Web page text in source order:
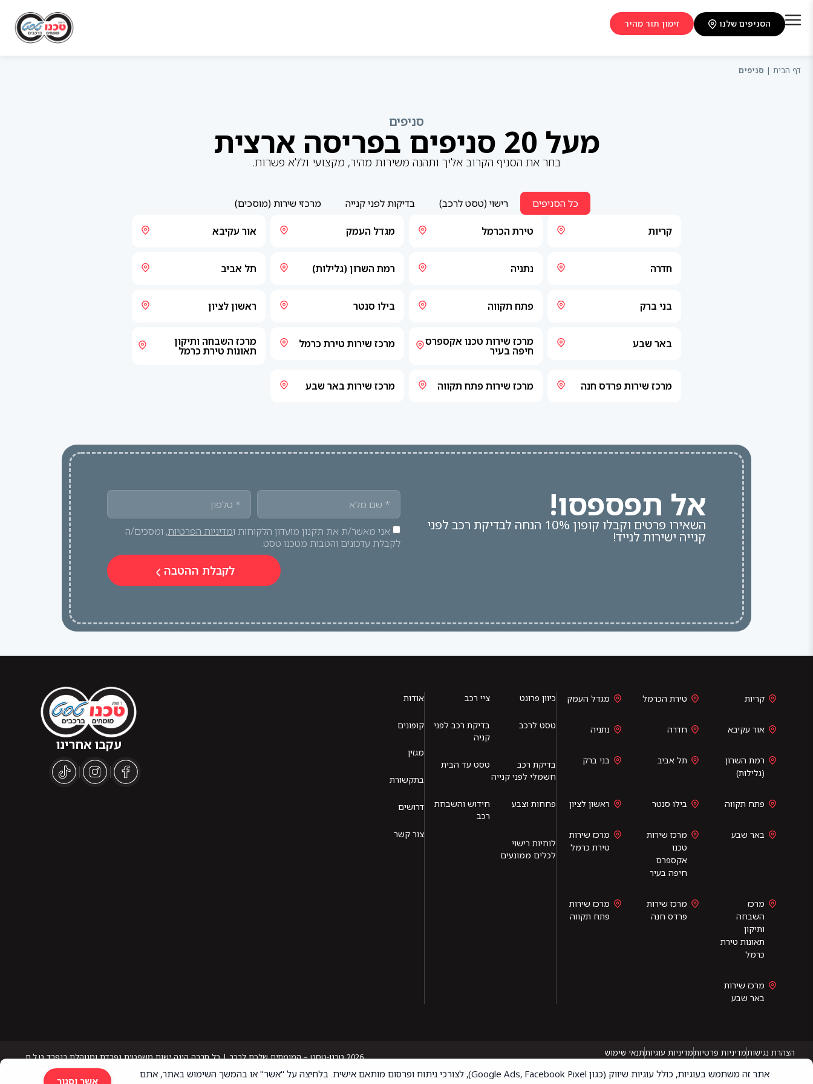
הסניפים שלנו זימון תור מהיר
דף הבית | סניפים
סניפים
מעל 20 סניפים בפריסה ארצית
בחר את הסניף הקרוב אליך ותהנה משירות מהיר, מקצועי וללא פשרות.
רישוי (טסט לרכב) בדיקות לפני קנייה מרכזי שירות (מוסכים) כל הסניפים
קריות טירת הכרמל מגדל העמק אור עקיבא
חדרה נתניה רמת השרון (גלילות) תל אביב
בני ברק פתח תקווה בילו סנטר ראשון לציון
באר שבע מרכז שירות טכנו אקספרס
חיפה בעיר
מרכז שירות טירת כרמל מרכז השבחה ותיקון
תאונות טירת כרמל
מרכז שירות פרדס חנה מרכז שירות פתח תקווה מרכז שירות באר שבע
אל תפספסו!
השאירו פרטים וקבלו קופון 10% הנחה לבדיקת רכב לפני
קנייה ישירות לנייד! אני מאשר/ת את תקנון מועדון הלקוחות ומדיניות הפרטיות, ומסכים/ה
לקבלת עדכונים והטבות מטכנו טסט.
לקבלת ההטבה
קריות טירת הכרמל מגדל העמק
אור עקיבא חדרה נתניה
רמת השרון
(גלילות)
תל אביב בני ברק
פתח תקווה בילו סנטר ראשון לציון
באר שבע
מרכז שירות
טכנו
אקספרס
חיפה בעיר
מרכז שירות
טירת כרמל
מרכז
השבחה
ותיקון
תאונות טירת
כרמל
מרכז שירות
פרדס חנה
מרכז שירות
פתח תקווה
מרכז שירות
באר שבע
כיוון פרונט ציי רכב
טסט לרכב
בדיקת רכב לפני
קניה
בדיקת רכב
חשמלי לפני קנייה
טסט עד הבית
פחחות וצבע
חידוש והשבחת
רכב
לוחיות רישוי
לכלים ממונעים
אודות
קופונים
מגזין
בתקשורת
דרושים
צור קשר
עקבו אחרינו
הצהרת נגישותמדיניות פרטיותמדיניות עוגיותתנאי שימוש 2026 טכנו-טסט – המומחים שלכם לרכב | כל חברה הינה ישות משפטית נפרדת ומנוהלת בנפרד ט.ל.ח.
אשר וסגור
אתר זה משתמש בעוגיות, כולל עוגיות שיווק (כגון Google Ads, Facebook Pixel), לצורכי ניתוח ופרסום מותאם אישית. בלחיצה על "אשר" או בהמשך השימוש באתר, אתם